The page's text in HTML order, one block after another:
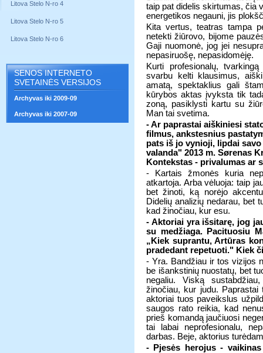
Litova Stelo N-ro 4
Litova Stelo N-ro 5
Litova Stelo N-ro 6
SENOS INTERNETO
SVETAINĖS VERSIJOS
Archyvas iki 2009-09
Archyvas iki 2007-09
taip pat didelis skirtumas, čia
energetikos negauni, jis
Kita vertus, teatras tampa
netekti žiūrovo, bijome
Gaji nuomonė, jog jei
nepasiruošę, nepasidomėję.
Kurti profesionalų,
svarbu kelti klausimus,
amatą, spektaklius gali
kūrybos aktas įvyksta tik
zoną, pasiklysti kartu su
Man tai svetima.
- Ar paprastai aiškiniesi
filmus, ankstesnius
pats iš jo vynioji, lipdai
valanda" 2013 m. Sørenas
Kontekstas - privalumas ar
- Kartais žmonės kuria
atkartoja. Arba vėluoja: taip
bet žinoti, ką norėjo
Didelių analizių nedarau, bet
kad žinočiau, kur esu.
- Aktoriai yra išsitarę, jog
su medžiaga. Pacituosiu
„Kiek suprantu, Artūras
pradedant repetuoti." Kiek
- Yra. Bandžiau ir tos vizijos
be išankstinių nuostatų, bet
negaliu. Viską
žinočiau, kur judu.
aktoriai tuos paveikslus
saugos rato reikia, kad
prieš komandą jaučiuosi
tai labai neprofesionalu,
darbas. Beje, aktorius
- Pjesės herojus -